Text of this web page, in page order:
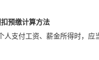
扣预缴计算方法
支付工资、薪金所得时，应